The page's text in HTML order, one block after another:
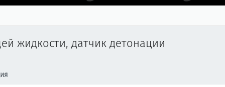
жидкости, датчик детонации